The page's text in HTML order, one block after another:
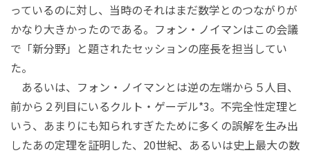
っているのに対し、当時のそれはまだ数学とのつながりが
かなり大きかったのである。フォン・ノイマンはこの会議
で「新分野」と題されたセッションの座長を担当してい
た。
あるいは、フォン・ノイマンとは逆の左端から５人目、
前から２列目にいるクルト・ゲーデル*3。不完全性定理と
いう、あまりにも知られすぎたために多くの誤解を生み出
したあの定理を証明した、20世紀、あるいは史上最大の数